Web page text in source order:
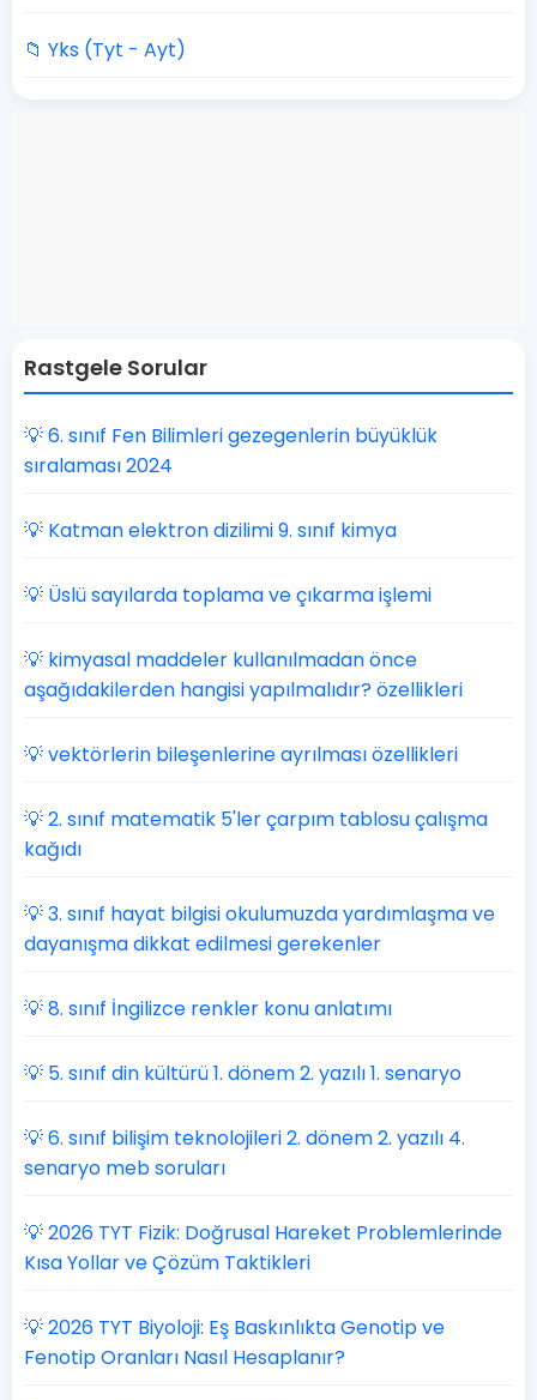
📁 Yks (Tyt - Ayt)
Rastgele Sorular
💡 6. sınıf Fen Bilimleri gezegenlerin büyüklük
sıralaması 2024
💡 Katman elektron dizilimi 9. sınıf kimya
💡 Üslü sayılarda toplama ve çıkarma işlemi
💡 kimyasal maddeler kullanılmadan önce
aşağıdakilerden hangisi yapılmalıdır? özellikleri
💡 vektörlerin bileşenlerine ayrılması özellikleri
💡 2. sınıf matematik 5'ler çarpım tablosu çalışma
kağıdı
💡 3. sınıf hayat bilgisi okulumuzda yardımlaşma ve
dayanışma dikkat edilmesi gerekenler
💡 8. sınıf İngilizce renkler konu anlatımı
💡 5. sınıf din kültürü 1. dönem 2. yazılı 1. senaryo
💡 6. sınıf bilişim teknolojileri 2. dönem 2. yazılı 4.
senaryo meb soruları
💡 2026 TYT Fizik: Doğrusal Hareket Problemlerinde
Kısa Yollar ve Çözüm Taktikleri
💡 2026 TYT Biyoloji: Eş Baskınlıkta Genotip ve
Fenotip Oranları Nasıl Hesaplanır?